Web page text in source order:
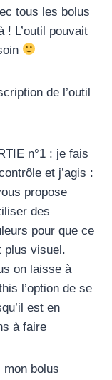
tous les bolus
! L’outil pouvait
de l’outil
n°1 : je fais
et j’agis :
propose
des
pour que ce
plus visuel.
on laisse à
l’option de se
est en
à faire
mon bolus